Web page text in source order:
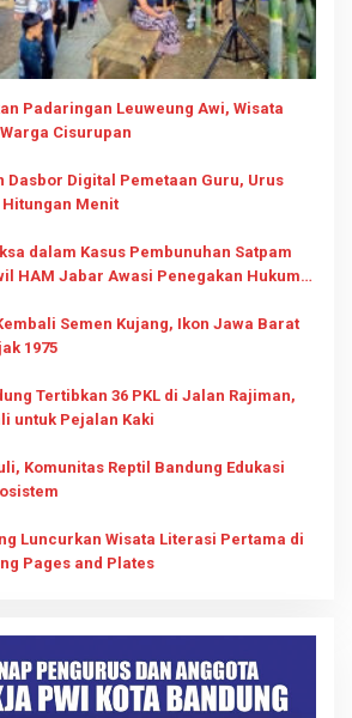
Padaringan Leuweung Awi, Wisata
Cisurupan
Dasbor Digital Pemetaan Guru, Urus
Menit
dalam Kasus Pembunuhan Satpam
HAM Jabar Awasi Penegakan Hukum
Semen Kujang, Ikon Jawa Barat
1975
Tertibkan 36 PKL di Jalan Rajiman,
untuk Pejalan Kaki
Komunitas Reptil Bandung Edukasi
Luncurkan Wisata Literasi Pertama di
Pages and Plates